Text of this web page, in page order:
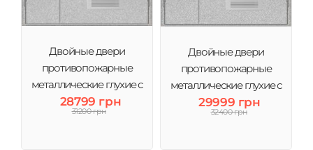
Двойные двери
противопожарные
металлические глухие с
вентиляцией ДМП ЕІ60-
1200х2050 мм
28799 грн
31200 грн
Двойные двери
противопожарные
металлические глухие с
вентиляцией антипаника
ДМП ЕІ60- 1200х2050 мм
29999 грн
32400 грн